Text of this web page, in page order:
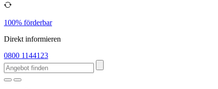
100% förderbar
Direkt informieren
0800 1144123